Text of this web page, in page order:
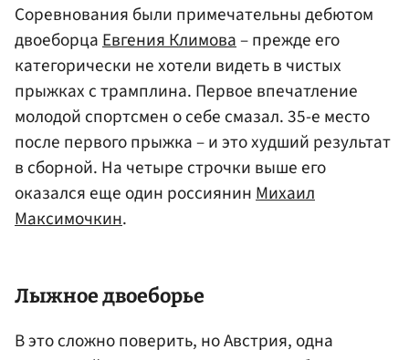
Соревнования были примечательны дебютом
двоеборцаЕвгения Климова– прежде его
категорически не хотели видеть в чистых
прыжках с трамплина. Первое впечатление
молодой спортсмен о себе смазал. 35-е место
после первого прыжка – и это худший результат
в сборной. На четыре строчки выше его
оказался еще один россиянинМихаил
Максимочкин.
Лыжное двоеборье
В это сложно поверить, но Австрия, одна